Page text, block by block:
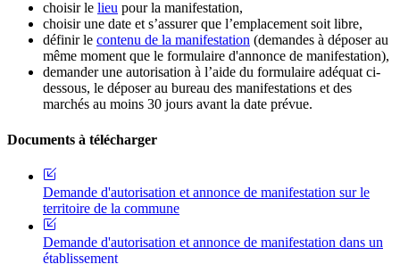
choisir le lieu pour la manifestation,
choisir une date et s’assurer que l’emplacement soit libre,
définir le contenu de la manifestation (demandes à déposer au
même moment que le formulaire d'annonce de manifestation),
demander une autorisation à l’aide du formulaire adéquat ci-
dessous, le déposer au bureau des manifestations et des
marchés au moins 30 jours avant la date prévue.
Documents à télécharger
Demande d'autorisation et annonce de manifestation sur le
territoire de la commune
Demande d'autorisation et annonce de manifestation dans un
établissement